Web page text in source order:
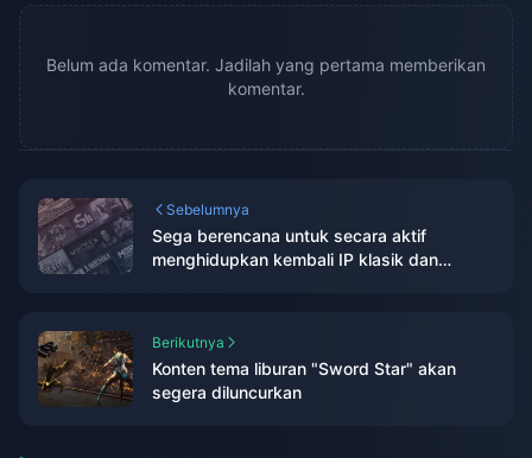
Belum ada komentar. Jadilah yang pertama memberikan
komentar.
Sebelumnya
Sega berencana untuk secara aktif
menghidupkan kembali IP klasik dan
Berikutnya
Konten tema liburan "Sword Star" akan
segera diluncurkan